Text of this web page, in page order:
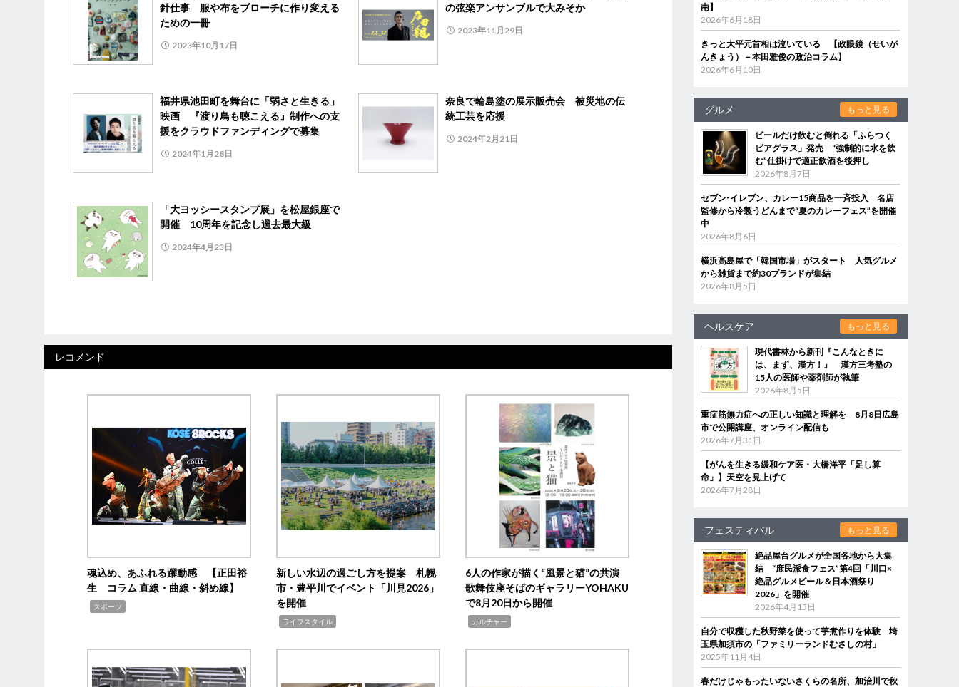
針仕事 服や布をブローチに作り変える
ための一冊
2023年10月17日
の弦楽アンサンブルで大みそか
2023年11月29日
福井県池田町を舞台に「弱さと生きる」
映画 『渡り鳥も聴こえる』制作への支
援をクラウドファンディングで募集
2024年1月28日
奈良で輪島塗の展示販売会 被災地の伝
統工芸を応援
2024年2月21日
「大ヨッシースタンプ展」を松屋銀座で
開催 10周年を記念し過去最大級
2024年4月23日
レコメンド
魂込め、あふれる躍動感 【正田裕
生 コラム 直線・曲線・斜め線】
スポーツ
新しい水辺の過ごし方を提案 札幌
市・豊平川でイベント「川見2026」
を開催
ライフスタイル
6人の作家が描く“風景と猫”の共演
歌舞伎座そばのギャラリーYOHAKU
で8月20日から開催
カルチャー
南】
2026年6月18日
きっと大平元首相は泣いている 【政眼鏡（せいが
んきょう）－本田雅俊の政治コラム】
2026年6月10日
グルメ もっと見る
ビールだけ飲むと倒れる「ふらつく
ビアグラス」発売 “強制的に水を飲
む”仕掛けで適正飲酒を後押し
2026年8月7日
セブン‐イレブン、カレー15商品を一斉投入 名店
監修から冷製うどんまで“夏のカレーフェス”を開催
中
2026年8月6日
横浜高島屋で「韓国市場」がスタート 人気グルメ
から雑貨まで約30ブランドが集結
2026年8月5日
ヘルスケア もっと見る
現代書林から新刊『こんなときに
は、まず、漢方！』 漢方三考塾の
15人の医師や薬剤師が執筆
2026年8月5日
重症筋無力症への正しい知識と理解を 8月8日広島
市で公開講座、オンライン配信も
2026年7月31日
【がんを生きる緩和ケア医・大橋洋平「足し算
命」】天空を見上げて
2026年7月28日
フェスティバル もっと見る
絶品屋台グルメが全国各地から大集
結 “庶民派食フェス”第4回「川口×
絶品グルメビール＆日本酒祭り
2026」を開催
2026年4月15日
自分で収穫した秋野菜を使って芋煮作りを体験 埼
玉県加須市の「ファミリーランドむさしの村」
2025年11月4日
春だけじゃもったいないさくらの名所、加治川で秋